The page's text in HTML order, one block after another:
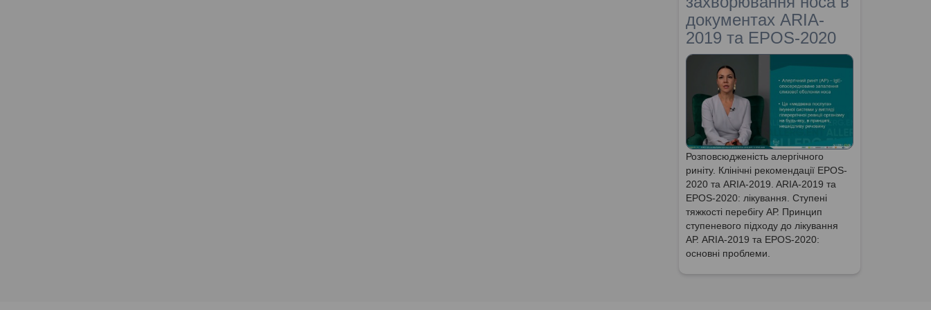
документах ARIA-
2019 та EPOS-2020
Розповсюдженість алергічного
риніту. Клінічні рекомендації EPOS-
2020 та ARIA-2019. ARIA-2019 та
EPOS-2020: лікування. Ступені
тяжкості перебігу АР. Принцип
ступеневого підходу до лікування
АР. ARIA-2019 та EPOS-2020:
основні проблеми.